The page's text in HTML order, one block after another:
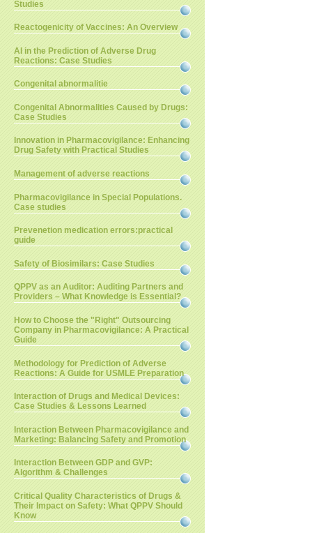
Studies
Reactogenicity of Vaccines: An Overview
AI in the Prediction of Adverse Drug
Reactions: Case Studies
Congenital abnormalitie
Congenital Abnormalities Caused by Drugs:
Case Studies
Innovation in Pharmacovigilance: Enhancing
Drug Safety with Practical Studies
Management of adverse reactions
Pharmacovigilance in Special Populations.
Case studies
Prevenetion medication errors:practical
guide
Safety of Biosimilars: Case Studies
QPPV as an Auditor: Auditing Partners and
Providers – What Knowledge is Essential?
How to Choose the "Right" Outsourcing
Company in Pharmacovigilance: A Practical
Guide
Methodology for Prediction of Adverse
Reactions: A Guide for USMLE Preparation
Interaction of Drugs and Medical Devices:
Case Studies & Lessons Learned
Interaction Between Pharmacovigilance and
Marketing: Balancing Safety and Promotion
Interaction Between GDP and GVP:
Algorithm & Challenges
Critical Quality Characteristics of Drugs &
Their Impact on Safety: What QPPV Should
Know